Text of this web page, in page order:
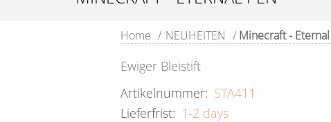
Home / NEUHEITEN / Minecraft -
Ewiger Bleistift
Artikelnummer: STA411
Lieferfrist: 1-2 days